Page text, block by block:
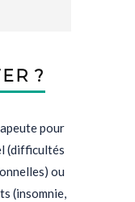
?
pour
(difficultés
ou
(insomnie,